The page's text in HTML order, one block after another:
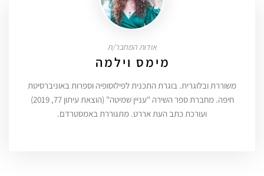
אודות המחבר/ת
מימס וילמה
משוררת ובלוגרית. בוגרת התכנית לפילוסופיה וספרות באוניברסיטת
חיפה. מחברת ספר השירה "עניין שמיטה" (הוצאת עיתון 77, 2019)
ועורכת כתב העת אררט. מתגוררת באמסטרדם.